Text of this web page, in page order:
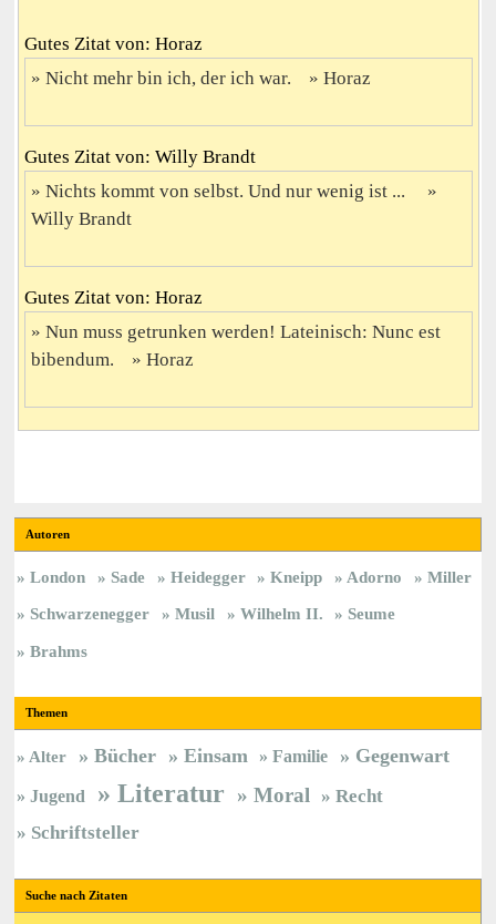
Gutes Zitat von: Horaz
Nicht mehr bin ich, der ich war.
Horaz
Gutes Zitat von: Willy Brandt
Nichts kommt von selbst. Und nur wenig ist ...
Willy Brandt
Gutes Zitat von: Horaz
Nun muss getrunken werden! Lateinisch: Nunc est
bibendum.
Horaz
Autoren
London Sade Heidegger Kneipp Adorno
Miller
Schwarzenegger
Musil Wilhelm II.
Seume
Brahms
Themen
Alter Bücher Einsam Familie Gegenwart
Jugend Literatur Moral
Recht
Schriftsteller
Suche nach Zitaten